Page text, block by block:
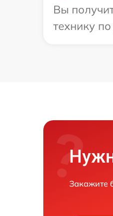
Вы
технику
Закажите